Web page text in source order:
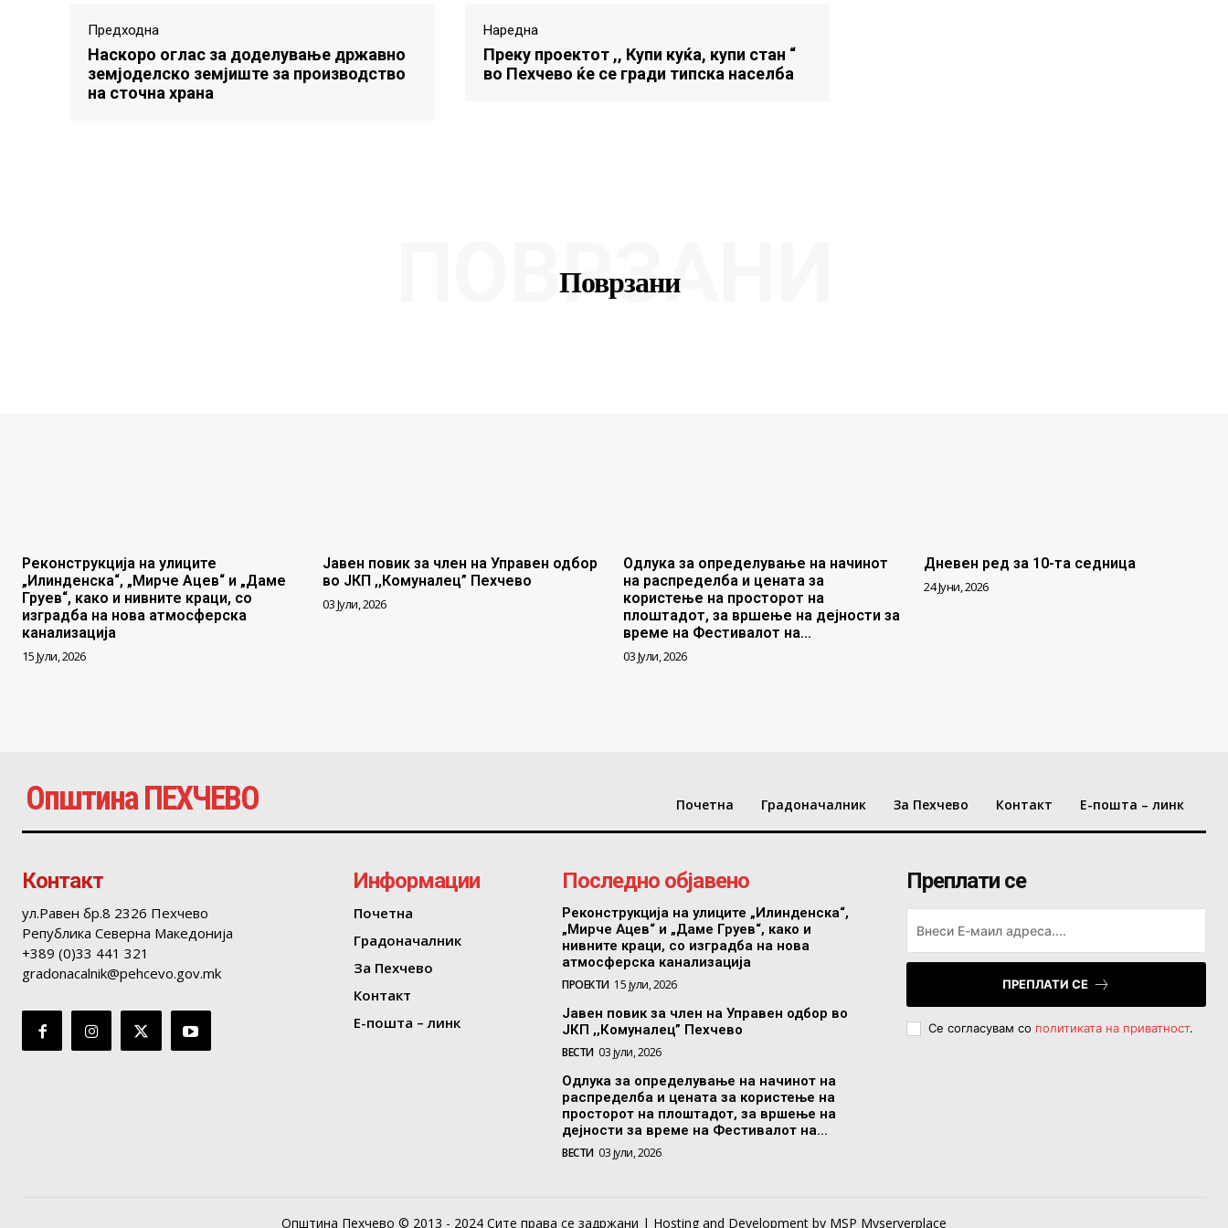
Предходна
Наскоро оглас за доделување државно
земјоделско земјиште за производство
на сточна храна
Наредна
Преку проектот ,, Купи куќа, купи стан “
во Пехчево ќе се гради типска населба
Поврзани
ПОВРЗАНИ
Реконструкција на улиците
„Илинденска“, „Мирче Ацев“ и „Даме
Груев“, како и нивните краци, со
изградба на нова атмосферска
канализација
15 Јули, 2026
Јавен повик за член на Управен одбор
во ЈКП ,,Комуналец” Пехчево
03 Јули, 2026
Одлука за определување на начинот
на распределба и цената за
користење на просторот на
плоштадот, за вршење на дејности за
време на Фестивалот на...
03 Јули, 2026
Дневен ред за 10-та седница
24 Јуни, 2026
Општина ПЕХЧЕВО Почетна Градоначалник За Пехчево Контакт Е-пошта – линк
Контакт
ул.Равен бр.8 2326 Пехчево
Република Северна Македонија
+389 (0)33 441 321
gradonacalnik@pehcevo.gov.mk
Информации
Почетна
Градоначалник
За Пехчево
Контакт
Е-пошта – линк
Последно објавено
Реконструкција на улиците „Илинденска“,
„Мирче Ацев“ и „Даме Груев“, како и
нивните краци, со изградба на нова
атмосферска канализација
ПРОЕКТИ 15 јули, 2026
Јавен повик за член на Управен одбор во
ЈКП ,,Комуналец” Пехчево
ВЕСТИ 03 јули, 2026
Одлука за определување на начинот на
распределба и цената за користење на
просторот на плоштадот, за вршење на
дејности за време на Фестивалот на...
ВЕСТИ 03 јули, 2026
Преплати се
ПРЕПЛАТИ СЕ
Се согласувам со политиката на приватност.
Општина Пехчево © 2013 - 2024 Сите права се задржани | Hosting and Development by MSP Myserverplace